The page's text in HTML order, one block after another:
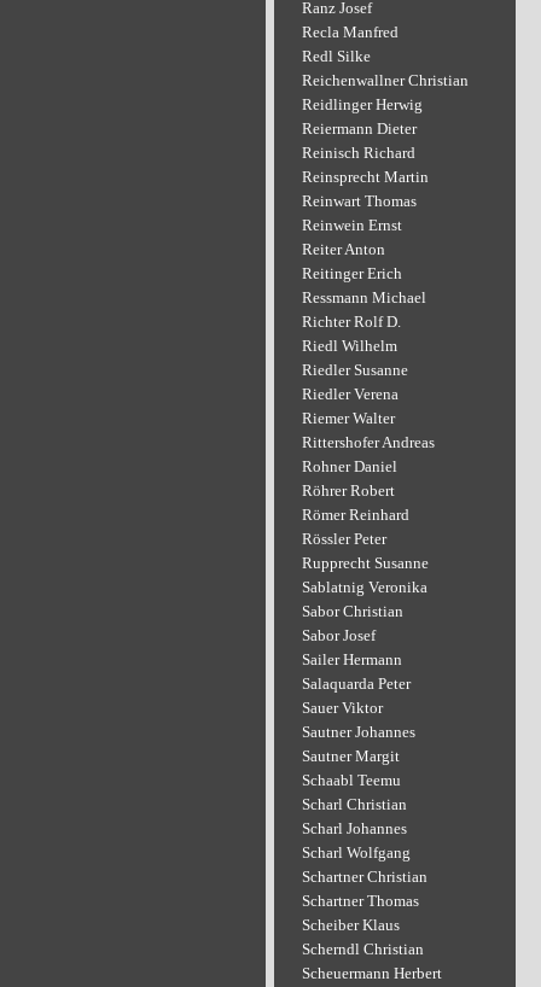
Ranz Josef
Recla Manfred
Redl Silke
Reichenwallner Christian
Reidlinger Herwig
Reiermann Dieter
Reinisch Richard
Reinsprecht Martin
Reinwart Thomas
Reinwein Ernst
Reiter Anton
Reitinger Erich
Ressmann Michael
Richter Rolf D.
Riedl Wilhelm
Riedler Susanne
Riedler Verena
Riemer Walter
Rittershofer Andreas
Rohner Daniel
Röhrer Robert
Römer Reinhard
Rössler Peter
Rupprecht Susanne
Sablatnig Veronika
Sabor Christian
Sabor Josef
Sailer Hermann
Salaquarda Peter
Sauer Viktor
Sautner Johannes
Sautner Margit
Schaabl Teemu
Scharl Christian
Scharl Johannes
Scharl Wolfgang
Schartner Christian
Schartner Thomas
Scheiber Klaus
Scherndl Christian
Scheuermann Herbert